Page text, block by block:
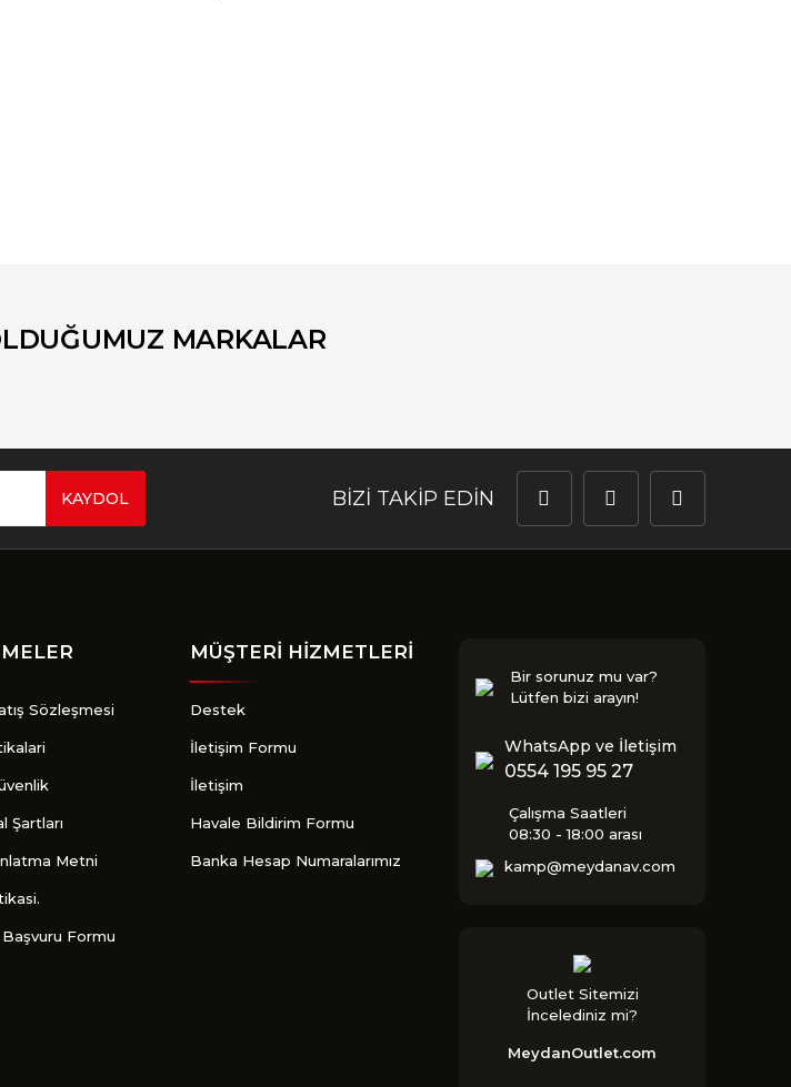
Yorum Yaz
MARKALAR
KAYDOL BİZİ TAKİP EDİN
Sözleşmesi
Şartları
Metni
Formu
MÜŞTERİ HİZMETLERİ
Destek
İletişim Formu
İletişim
Havale Bildirim Formu
Banka Hesap Numaralarımız
Bir sorunuz mu var?
Lütfen bizi arayın!
WhatsApp ve İletişim
0554 195 95 27
Çalışma Saatleri
08:30 - 18:00 arası
kamp@meydanav.com
Outlet Sitemizi
İncelediniz mi?
MeydanOutlet.com